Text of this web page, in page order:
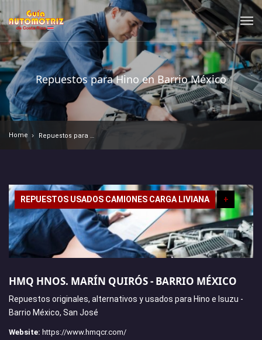
Repuestos para Hino en Barrio México
Home
REPUESTOS USADOS CAMIONES CARGA LIVIANA +
HMQ HNOS. MARÍN QUIRÓS - BARRIO MÉXICO
Repuestos originales, alternativos y usados para Hino e Isuzu -
Barrio México, San José
Website: https://www.hmqcr.com/